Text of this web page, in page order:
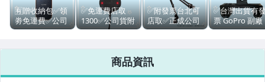
■印相機.相紙
望遠鏡
┌ 相機 Canon
🈶贈收納包✅領
劵免運費✅公司
貨有發票
Extreme Pro
✅免運費店取
1300✅公司貨附
發票保固免運費
DB5 閃豹GPS測
✅附發票台北可
店取✅正成公司
貨 Rode PSA1
架 桌夾 桌邊夾
長臂架
✅台灣出貨有
票 GoPro 副廠
配件 金屬雙支
雙位托架 雙機
商品資訊